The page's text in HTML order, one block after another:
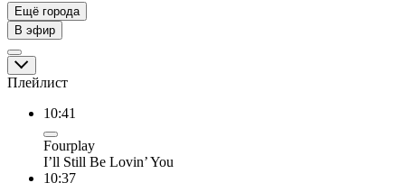
Ещё города
В эфир
Плейлист
10:41
Fourplay
I’ll Still Be Lovin’ You
10:37